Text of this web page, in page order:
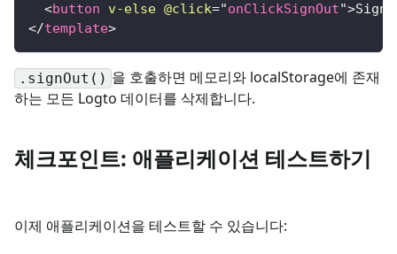
<button v-else @click="onClickSignOut">Sign
</template>
.signOut() 을 호출하면 메모리와 localStorage에 존재
하는 모든 Logto 데이터를 삭제합니다.
체크포인트: 애플리케이션 테스트하기
이제 애플리케이션을 테스트할 수 있습니다: